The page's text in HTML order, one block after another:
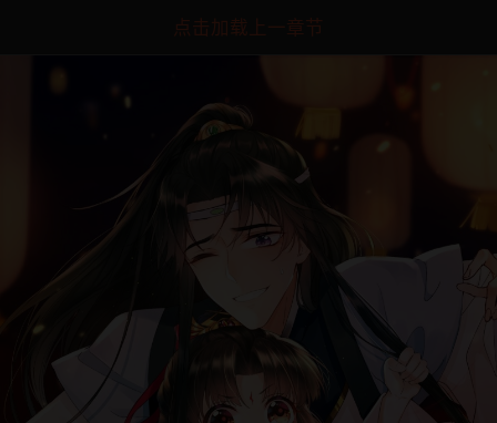
点击加载上一章节